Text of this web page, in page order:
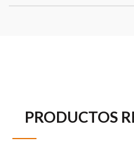
PRODUCTOS